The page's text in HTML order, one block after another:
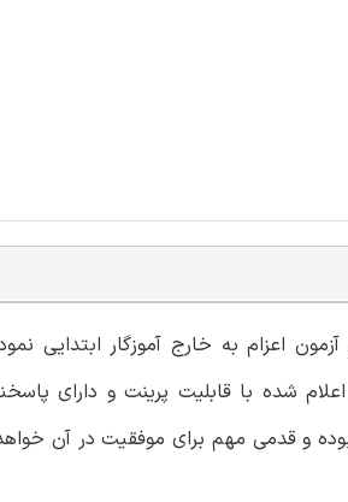
اعزام به خارج آموزگار ابتدایی
شده با قابلیت پرینت و دارای
و قدمی مهم برای موفقیت در آن